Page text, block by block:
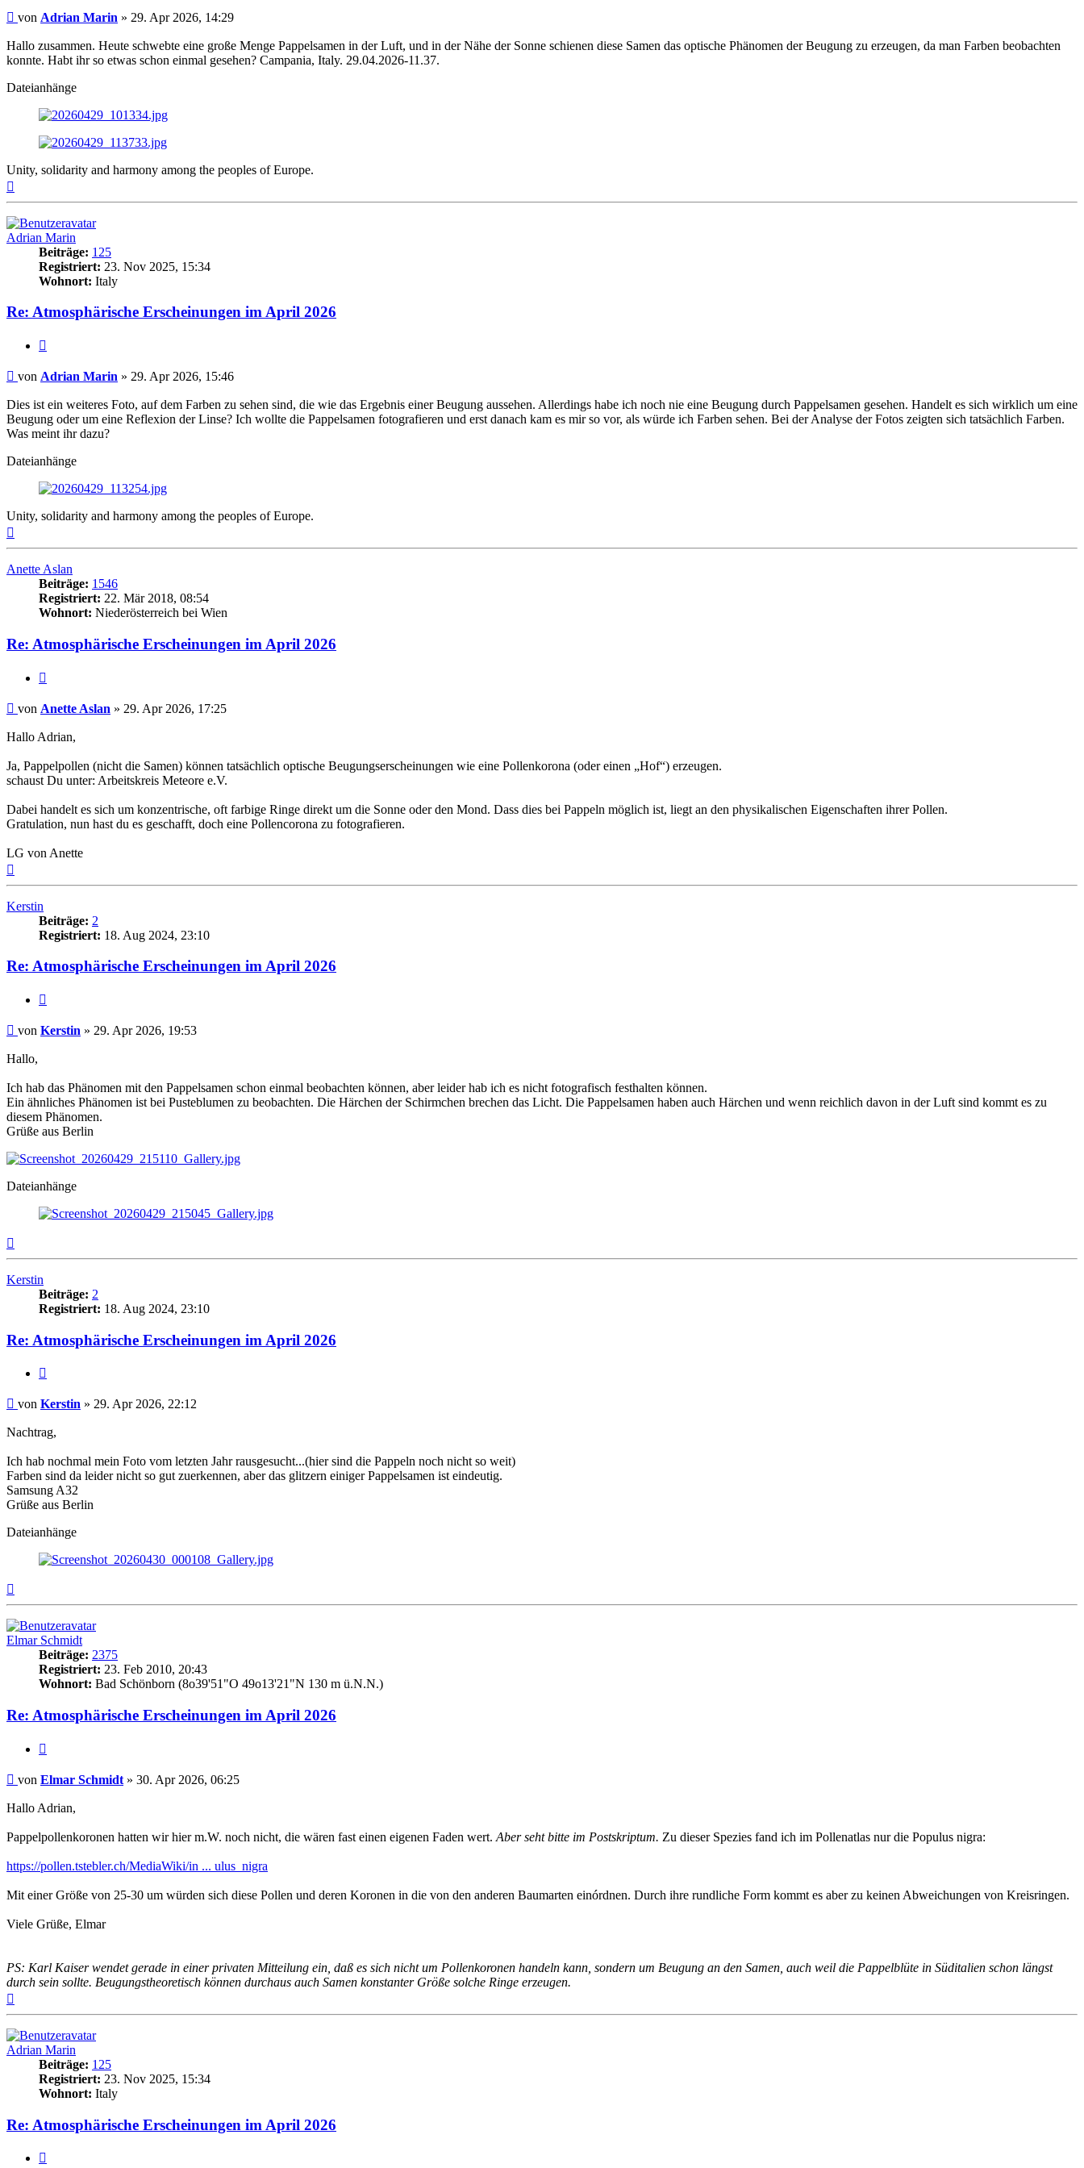
Beitrag
von Adrian Marin » 29. Apr 2026, 14:29
Hallo zusammen. Heute schwebte eine große Menge Pappelsamen in der Luft, und in der Nähe der Sonne schienen diese Samen das optische Phänomen der Beugung zu erzeugen, da man Farben beobachten
konnte. Habt ihr so etwas schon einmal gesehen? Campania, Italy. 29.04.2026-11.37.
Dateianhänge
Unity, solidarity and harmony among the peoples of Europe.
Adrian Marin
Beiträge: 125
Registriert: 23. Nov 2025, 15:34
Wohnort: Italy
Re: Atmosphärische Erscheinungen im April 2026
Beitrag
von Adrian Marin » 29. Apr 2026, 15:46
Dies ist ein weiteres Foto, auf dem Farben zu sehen sind, die wie das Ergebnis einer Beugung aussehen. Allerdings habe ich noch nie eine Beugung durch Pappelsamen gesehen. Handelt es sich wirklich um eine
Beugung oder um eine Reflexion der Linse? Ich wollte die Pappelsamen fotografieren und erst danach kam es mir so vor, als würde ich Farben sehen. Bei der Analyse der Fotos zeigten sich tatsächlich Farben.
Was meint ihr dazu?
Dateianhänge
Unity, solidarity and harmony among the peoples of Europe.
Anette Aslan
Beiträge: 1546
Registriert: 22. Mär 2018, 08:54
Wohnort: Niederösterreich bei Wien
Re: Atmosphärische Erscheinungen im April 2026
Beitrag
von Anette Aslan » 29. Apr 2026, 17:25
Hallo Adrian,
Ja, Pappelpollen (nicht die Samen) können tatsächlich optische Beugungserscheinungen wie eine Pollenkorona (oder einen „Hof“) erzeugen.
schaust Du unter: Arbeitskreis Meteore e.V.
Dabei handelt es sich um konzentrische, oft farbige Ringe direkt um die Sonne oder den Mond. Dass dies bei Pappeln möglich ist, liegt an den physikalischen Eigenschaften ihrer Pollen.
Gratulation, nun hast du es geschafft, doch eine Pollencorona zu fotografieren.
LG von Anette
Kerstin
Beiträge: 2
Registriert: 18. Aug 2024, 23:10
Re: Atmosphärische Erscheinungen im April 2026
Beitrag
von Kerstin » 29. Apr 2026, 19:53
Hallo,
Ich hab das Phänomen mit den Pappelsamen schon einmal beobachten können, aber leider hab ich es nicht fotografisch festhalten können.
Ein ähnliches Phänomen ist bei Pusteblumen zu beobachten. Die Härchen der Schirmchen brechen das Licht. Die Pappelsamen haben auch Härchen und wenn reichlich davon in der Luft sind kommt es zu
diesem Phänomen.
Grüße aus Berlin
Dateianhänge
Kerstin
Beiträge: 2
Registriert: 18. Aug 2024, 23:10
Re: Atmosphärische Erscheinungen im April 2026
Beitrag
von Kerstin » 29. Apr 2026, 22:12
Nachtrag,
Ich hab nochmal mein Foto vom letzten Jahr rausgesucht...(hier sind die Pappeln noch nicht so weit)
Farben sind da leider nicht so gut zuerkennen, aber das glitzern einiger Pappelsamen ist eindeutig.
Samsung A32
Grüße aus Berlin
Dateianhänge
oben
Elmar Schmidt
Beiträge: 2375
Registriert: 23. Feb 2010, 20:43
Wohnort: Bad Schönborn (8o39'51"O 49o13'21"N 130 m ü.N.N.)
Re: Atmosphärische Erscheinungen im April 2026
Beitrag
von Elmar Schmidt » 30. Apr 2026, 06:25
Hallo Adrian,
Pappelpollenkoronen hatten wir hier m.W. noch nicht, die wären fast einen eigenen Faden wert. Aber seht bitte im Postskriptum. Zu dieser Spezies fand ich im Pollenatlas nur die Populus nigra:
https://pollen.tstebler.ch/MediaWiki/in ... ulus_nigra
Mit einer Größe von 25-30 um würden sich diese Pollen und deren Koronen in die von den anderen Baumarten einórdnen. Durch ihre rundliche Form kommt es aber zu keinen Abweichungen von Kreisringen.
Viele Grüße, Elmar
PS: Karl Kaiser wendet gerade in einer privaten Mitteilung ein, daß es sich nicht um Pollenkoronen handeln kann, sondern um Beugung an den Samen, auch weil die Pappelblüte in Süditalien schon längst
durch sein sollte. Beugungstheoretisch können durchaus auch Samen konstanter Größe solche Ringe erzeugen.
Adrian Marin
Beiträge: 125
Registriert: 23. Nov 2025, 15:34
Wohnort: Italy
Re: Atmosphärische Erscheinungen im April 2026